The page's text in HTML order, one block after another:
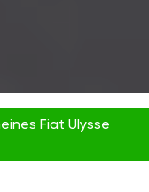
Fiat Ulysse